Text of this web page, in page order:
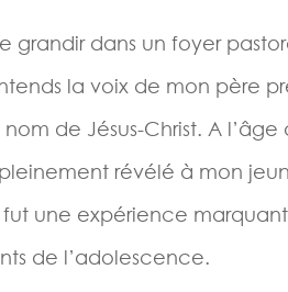
grandir dans un foyer
la voix de mon père
de Jésus-Christ. A l’âge
pleinement révélé à mon
une expérience
de l’adolescence.